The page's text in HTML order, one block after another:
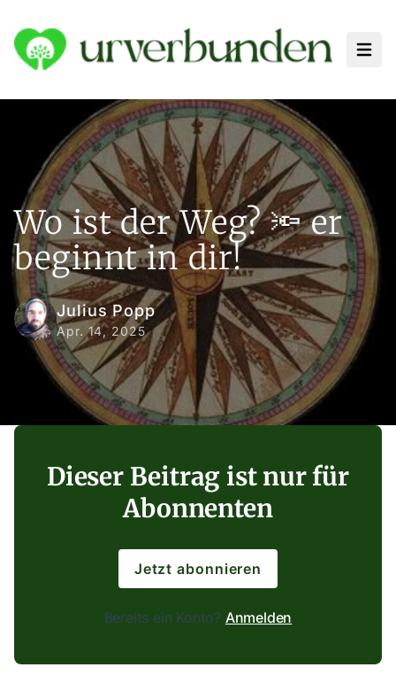
Wo ist der Weg? 🔦 er
beginnt in dir!
Julius Popp
Apr. 14, 2025
Dieser Beitrag ist nur für
Abonnenten
Jetzt abonnieren
Bereits ein Konto? Anmelden